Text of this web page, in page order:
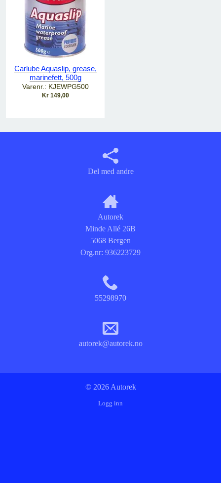
Carlube Aquaslip, grease,
marinefett, 500g
Varenr.: KJEWPG500
Kr 149,00
Del med andre
Autorek
Minde Allé 26B
5068 Bergen
Org.nr: 936223729
55298970
autorek@autorek.no
© 2026 Autorek
Logg inn